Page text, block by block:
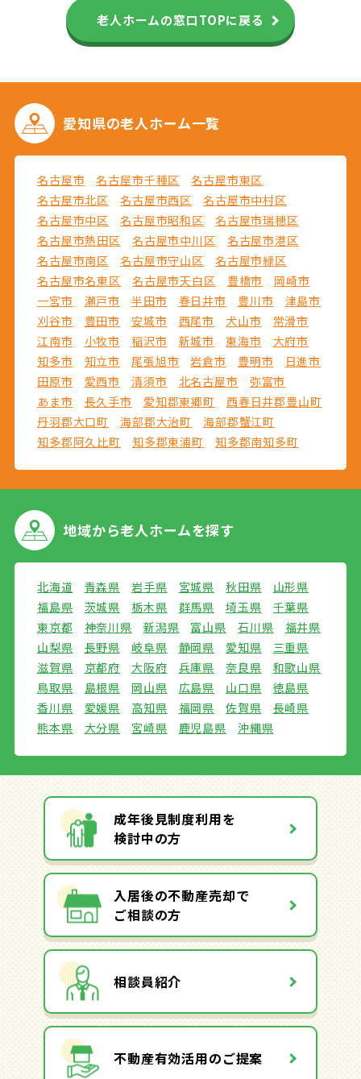
老人ホームの窓口TOPに戻る
愛知県の老人ホーム一覧
名古屋市 名古屋市千種区
名古屋市東区
名古屋市北区
名古屋市西区
名古屋市中村区
名古屋市中区
名古屋市昭和区
名古屋市瑞穂区
名古屋市熱田区
名古屋市中川区
名古屋市港区
名古屋市南区
名古屋市守山区
名古屋市緑区
名古屋市名東区
名古屋市天白区 豊橋市
岡崎市
一宮市
瀬戸市 半田市 春日井市 豊川市
津島市
刈谷市
豊田市 安城市 西尾市 犬山市
常滑市
江南市
小牧市 稲沢市 新城市 東海市
大府市
知多市
知立市 尾張旭市 岩倉市 豊明市
日進市
田原市
愛西市 清須市 北名古屋市
弥富市
あま市
長久手市 愛知郡東郷町
西春日井郡豊山町
丹羽郡大口町
海部郡大治町
海部郡蟹江町
知多郡阿久比町
知多郡東浦町 知多郡南知多町
地域から老人ホームを探す
北海道 青森県 岩手県 宮城県 秋田県
山形県
福島県
茨城県 栃木県 群馬県 埼玉県
千葉県
東京都
神奈川県 新潟県 富山県 石川県
福井県
山梨県
長野県 岐阜県 静岡県 愛知県
三重県
滋賀県
京都府 大阪府 兵庫県 奈良県
和歌山県
鳥取県
島根県 岡山県 広島県 山口県
徳島県
香川県
愛媛県 高知県 福岡県 佐賀県
長崎県
熊本県
大分県 宮崎県 鹿児島県 沖縄県
成年後見制度利用を
検討中の方
入居後の不動産売却で
ご相談の方
相談員紹介
不動産有効活用のご提案